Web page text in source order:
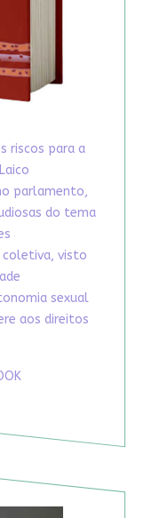
riscos para a
parlamento,
do tema
coletiva, visto
sexual
aos direitos